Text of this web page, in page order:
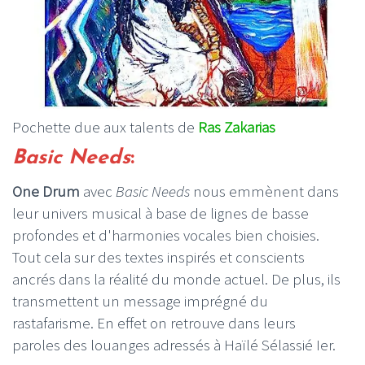
Pochette due aux talents de Ras Zakarias
Basic Needs:
One Drum avec Basic Needs nous emmènent dans
leur univers musical à base de lignes de basse
profondes et d'harmonies vocales bien choisies.
Tout cela sur des textes inspirés et conscients
ancrés dans la réalité du monde actuel. De plus, ils
transmettent un message imprégné du
rastafarisme. En effet on retrouve dans leurs
paroles des louanges adressés à Haïlé Sélassié Ier.